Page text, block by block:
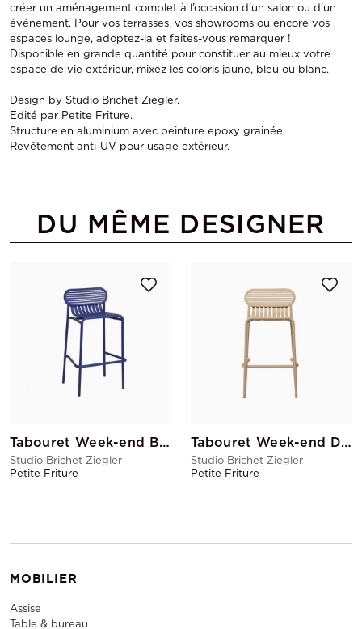
créer un aménagement complet à l’occasion d’un salon ou d’un
événement. Pour vos terrasses, vos showrooms ou encore vos
espaces lounge, adoptez-la et faites-vous remarquer !
Disponible en grande quantité pour constituer au mieux votre
espace de vie extérieur, mixez les coloris jaune, bleu ou blanc.
Design by Studio Brichet Ziegler.
Edité par Petite Friture.
Structure en aluminium avec peinture epoxy grainée.
Revêtement anti-UV pour usage extérieur.
DU MÊME DESIGNER
Tabouret Week-end Bleu
Studio Brichet Ziegler
Petite Friture
Tabouret Week-end Dune
Studio Brichet Ziegler
Petite Friture
MOBILIER
Assise
Table & bureau